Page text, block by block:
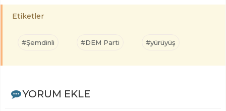
Etiketler
#Şemdinli #DEM Parti #yürüyüş
YORUM EKLE